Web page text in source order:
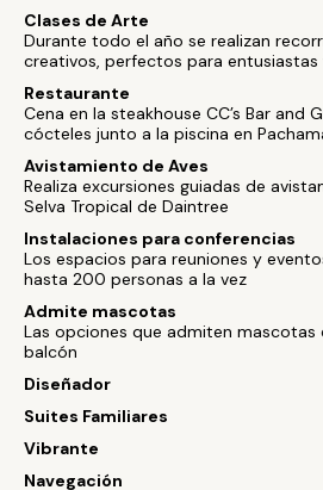
Clases de Arte
Durante todo el año se realizan
creativos, perfectos para
Restaurante
Cena en la steakhouse CC’s Bar and
cócteles junto a la piscina en
Avistamiento de Aves
Realiza excursiones guiadas de
Selva Tropical de Daintree
Instalaciones para conferencias
Los espacios para reuniones y
hasta 200 personas a la vez
Admite mascotas
Las opciones que admiten
balcón
Diseñador
Suites Familiares
Vibrante
Navegación